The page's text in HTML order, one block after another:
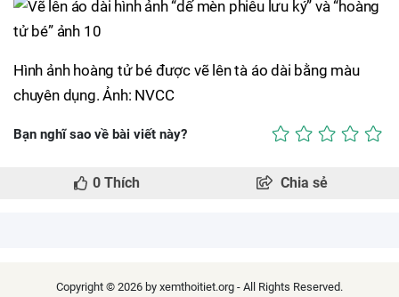
Hình ảnh hoàng tử bé được vẽ lên tà áo dài bằng màu
chuyên dụng. Ảnh: NVCC
Bạn nghĩ sao về bài viết này?
0 Thích Chia sẻ
Copyright © 2026 by xemthoitiet.org - All Rights Reserved.